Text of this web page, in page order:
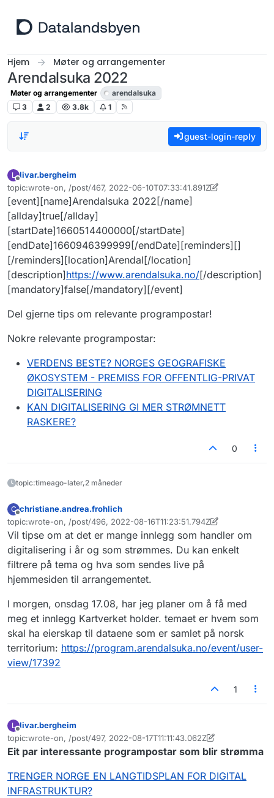
Hjem Møter og arrangementer
Arendalsuka 2022
Møter og arrangementer
arendalsuka
3
2 3.8k 1
guest-login-reply
L
Frakoblet
livar.bergheim
topic:wrote-on, /post/467, 2022-06-10T07:33:41.891Z
Sist endret av livar.bergheim
[event][name]Arendalsuka 2022[/name]
[allday]true[/allday]
[startDate]1660514400000[/startDate]
[endDate]1660946399999[/endDate][reminders][]
[/reminders][location]Arendal[/location]
[description]https://www.arendalsuka.no/[/description]
[mandatory]false[/mandatory][/event]
Del gjerne tips om relevante programpostar!
Nokre relevante programpostar:
VERDENS BESTE? NORGES GEOGRAFISKE
ØKOSYSTEM - PREMISS FOR OFFENTLIG-PRIVAT
DIGITALISERING
KAN DIGITALISERING GI MER STRØMNETT
RASKERE?
0
topic:timeago-later,2 måneder
C
Frakoblet
christiane.andrea.frohlich
topic:wrote-on, /post/496, 2022-08-16T11:23:51.794Z
Sist endret av christiane.andrea.frohlich
Vil tipse om at det er mange innlegg som handler om
digitalisering i år og som strømmes. Du kan enkelt
filtrere på tema og hva som sendes live på
hjemmesiden til arrangementet.
I morgen, onsdag 17.08, har jeg planer om å få med
meg et innlegg Kartverket holder. temaet er hvem som
skal ha eierskap til dataene som er samlet på norsk
territorium: https://program.arendalsuka.no/event/user-
view/17392
1
L
Frakoblet
livar.bergheim
topic:wrote-on, /post/497, 2022-08-17T11:11:43.062Z
Sist endret av livar.bergheim
Eit par interessante programpostar som blir strømma
TRENGER NORGE EN LANGTIDSPLAN FOR DIGITAL
INFRASTRUKTUR?